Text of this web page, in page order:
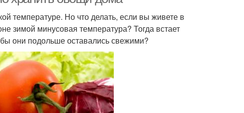
температуре. Но что делать, если вы живете в
зимой минусовая температура? Тогда встает
они подольше оставались свежими?